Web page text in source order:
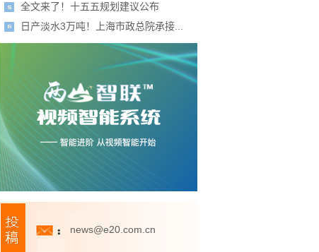
全文来了！十五五规划建议公布
日产淡水3万吨！上海市政总院承接...
news@e20.com.cn